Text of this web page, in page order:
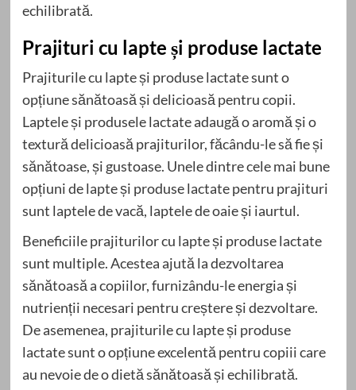
echilibrată.
Prajituri cu lapte și produse lactate
Prajiturile cu lapte și produse lactate sunt o
opțiune sănătoasă și delicioasă pentru copii.
Laptele și produsele lactate adaugă o aromă și o
textură delicioasă prajiturilor, făcându-le să fie și
sănătoase, și gustoase. Unele dintre cele mai bune
opțiuni de lapte și produse lactate pentru prajituri
sunt laptele de vacă, laptele de oaie și iaurtul.
Beneficiile prajiturilor cu lapte și produse lactate
sunt multiple. Acestea ajută la dezvoltarea
sănătoasă a copiilor, furnizându-le energia și
nutrienții necesari pentru creștere și dezvoltare.
De asemenea, prajiturile cu lapte și produse
lactate sunt o opțiune excelentă pentru copiii care
au nevoie de o dietă sănătoasă și echilibrată.